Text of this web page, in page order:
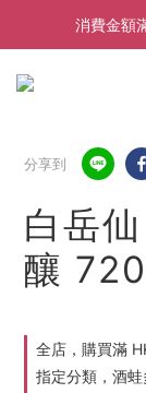
消費金額
消費金額
消費金
分享到
白岳
釀
全店，購買滿
指定分類，酒